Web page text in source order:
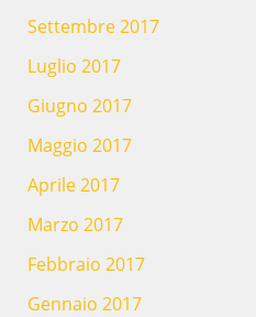
Settembre 2017
Luglio 2017
Giugno 2017
Maggio 2017
Aprile 2017
Marzo 2017
Febbraio 2017
Gennaio 2017